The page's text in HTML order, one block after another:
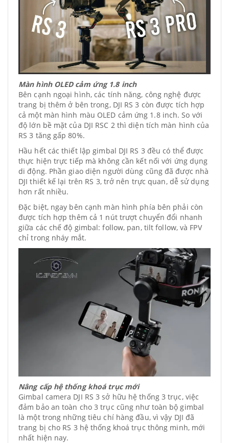
Màn hình OLED cảm ứng 1.8 inch
Bên cạnh ngoại hình, các tính năng, công nghệ được
trang bị thêm ở bên trong, DJI RS 3 còn được tích hợp
cả một màn hình màu OLED cảm ứng 1.8 inch. So với
độ lớn bề mặt của DJI RSC 2 thì diện tích màn hình của
RS 3 tăng gấp 80%.
Hầu hết các thiết lập gimbal DJI RS 3 đều có thể được
thực hiện trực tiếp mà không cần kết nối với ứng dụng
di động. Phần giao diện người dùng cũng đã được nhà
DJI thiết kế lại trên RS 3, trở nên trực quan, dễ sử dụng
hơn rất nhiều.
Đặc biệt, ngay bên cạnh màn hình phía bên phải còn
được tích hợp thêm cả 1 nút trượt chuyển đổi nhanh
giữa các chế độ gimbal: follow, pan, tilt follow, và FPV
chỉ trong nháy mắt.
Nâng cấp hệ thống khoá trục mới
Gimbal camera DJI RS 3 sở hữu hệ thống 3 trục, việc
đảm bảo an toàn cho 3 trục cũng như toàn bộ gimbal
là một trong những tiêu chí hàng đầu, vì vậy DJI đã
trang bị cho RS 3 hệ thống khoá trục thông minh, mới
nhất hiện nay.